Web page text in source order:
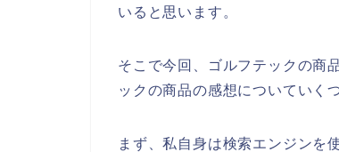
いると思います。
そこで今回、ゴルフテックの商
ックの商品の感想についていく
まず、私自身は検索エンジンを